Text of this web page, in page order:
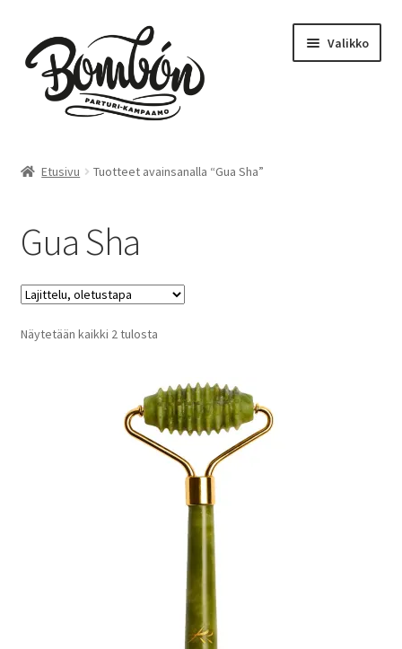
navigointiin
sisältöön
Valikko
Varaa aika – Tikkurila
Kampaamo
Parturi
Peruutusehdot
Etusivu Tuotteet avainsanalla “Gua Sha”
Gua Sha
Näytetään kaikki 2 tulosta